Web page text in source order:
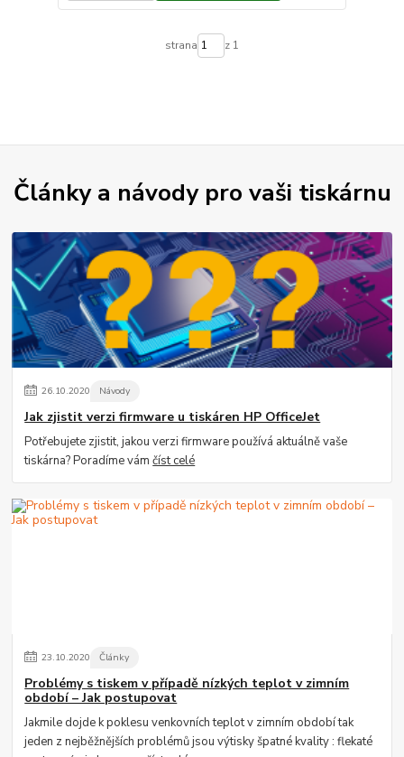
strana z 1
Články a návody pro vaši tiskárnu
26.10.2020 Návody
Jak zjistit verzi firmware u tiskáren HP OfficeJet
Potřebujete zjistit, jakou verzi firmware používá aktuálně vaše
tiskárna? Poradíme vámčíst celé
23.10.2020 Články
Problémy s tiskem v případě nízkých teplot v zimním
období – Jak postupovat
Jakmile dojde k poklesu venkovních teplot v zimním období tak
jeden z nejběžnějších problémů jsou výtisky špatné kvality : flekaté